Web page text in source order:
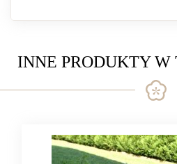
INNE PRODUKTY W